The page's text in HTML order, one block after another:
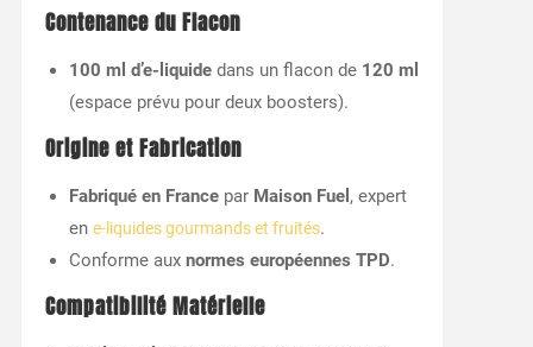
Contenance du Flacon
100 ml d’e-liquidedans un flacon de 120 ml
(espace prévu pour deux boosters).
Origine et Fabrication
Fabriqué en Francepar Maison Fuel , expert
en e-liquides gourmands et fruités.
Conforme aux normes européennes TPD.
Compatibilité Matérielle